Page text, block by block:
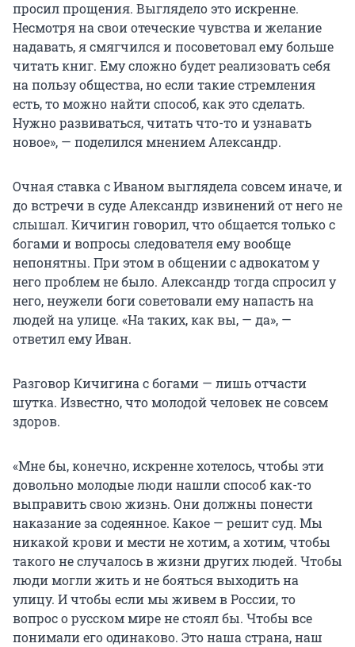
просил прощения. Выглядело это искренне.
Несмотря на свои отеческие чувства и желание
надавать, я смягчился и посоветовал ему больше
читать книг. Ему сложно будет реализовать себя
на пользу общества, но если такие стремления
есть, то можно найти способ, как это сделать.
Нужно развиваться, читать что-то и узнавать
новое», — поделился мнением Александр.
Очная ставка с Иваном выглядела совсем иначе, и
до встречи в суде Александр извинений от него не
слышал. Кичигин говорил, что общается только с
богами и вопросы следователя ему вообще
непонятны. При этом в общении с адвокатом у
него проблем не было. Александр тогда спросил у
него, неужели боги советовали ему напасть на
людей на улице. «На таких, как вы, — да», —
ответил ему Иван.
Разговор Кичигина с богами — лишь отчасти
шутка. Известно, что молодой человек не совсем
здоров.
«Мне бы, конечно, искренне хотелось, чтобы эти
довольно молодые люди нашли способ как-то
выправить свою жизнь. Они должны понести
наказание за содеянное. Какое — решит суд. Мы
никакой крови и мести не хотим, а хотим, чтобы
такого не случалось в жизни других людей. Чтобы
люди могли жить и не бояться выходить на
улицу. И чтобы если мы живем в России, то
вопрос о русском мире не стоял бы. Чтобы все
понимали его одинаково. Это наша страна, наш